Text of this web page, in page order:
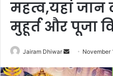
महत्व,यहां जान
मुहूर्त और पूजा
Jairam Dhiwar
Send
email
November